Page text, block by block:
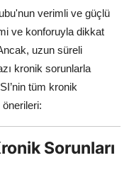
verimli ve güçlü
ve konforuyla dikkat
uzun süreli
kronik sorunlarla
tüm kronik
önerileri:
Sorunları